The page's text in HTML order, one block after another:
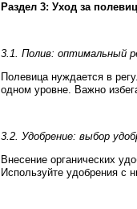
Раздел 3: Уход за
3.1. Полив: оптимальный
Полевица нуждается в
одном уровне. Важно
3.2. Удобрение: выбор
Внесение органических
Используйте удобрения с